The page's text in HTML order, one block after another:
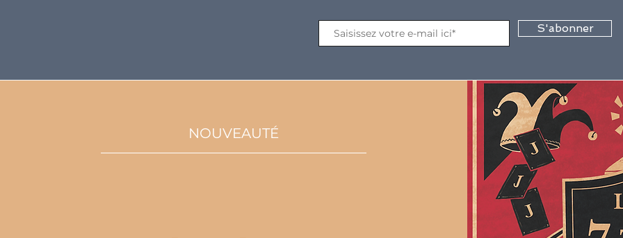
S'abonner
NOUVEAUTÉ